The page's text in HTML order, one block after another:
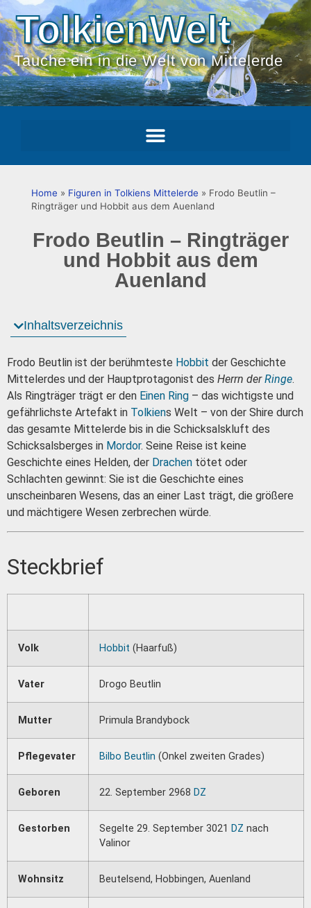
TolkienWelt
Tauche ein in die Welt von Mittelerde
Home » Figuren in Tolkiens Mittelerde » Frodo Beutlin –
Ringträger und Hobbit aus dem Auenland
Frodo Beutlin – Ringträger
und Hobbit aus dem
Auenland
Inhaltsverzeichnis
Frodo Beutlin ist der berühmteste Hobbit der Geschichte
Mittelerdes und der Hauptprotagonist des Herrn derRinge.
Als Ringträger trägt er den Einen Ring – das wichtigste und
gefährlichste Artefakt in Tolkiens Welt – von der Shire durch
das gesamte Mittelerde bis in die Schicksalskluft des
Schicksalsberges in Mordor. Seine Reise ist keine
Geschichte eines Helden, der Drachen tötet oder
Schlachten gewinnt: Sie ist die Geschichte eines
unscheinbaren Wesens, das an einer Last trägt, die größere
und mächtigere Wesen zerbrechen würde.
Steckbrief
Volk Hobbit (Haarfuß)
Vater Drogo Beutlin
Mutter Primula Brandybock
Pflegevater Bilbo Beutlin (Onkel zweiten Grades)
Geboren 22. September 2968 DZ
Gestorben Segelte 29. September 3021 DZ nach
Valinor
Wohnsitz Beutelsend, Hobbingen, Auenland